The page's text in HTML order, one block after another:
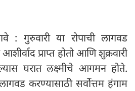
: गुरुवारी या रोपाची लागवड
प्राप्त होतो आणि शुक्रवारी
घरात लक्ष्मीचे आगमन होते.
करण्यासाठी सर्वोत्तम हंगाम